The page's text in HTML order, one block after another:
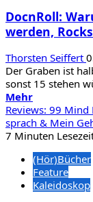
passieren?
DocnRoll:
werden,
Thorsten Seiffert
Der Graben ist
sonst 15 stehen
MehrMehr
über
DocnRoll:
willst
du
nicht
Reviews: 99
sprach & Mein
7 Minuten
(Hör)Bücher
Feature
Kaleidoskop